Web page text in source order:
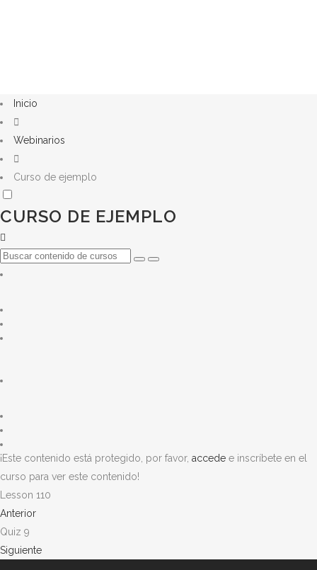
Inicio
Webinarios
Curso de ejemplo
CURSO DE EJEMPLO
¡Este contenido está protegido, por favor, accede e inscríbete en el
curso para ver este contenido!
Lesson 110
Anterior
Quiz 9
Siguiente